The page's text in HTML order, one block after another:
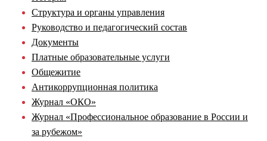
Структура и органы управления
Руководство и педагогический состав
Документы
Платные образовательные услуги
Общежитие
Антикоррупционная политика
Журнал «ОКО»
Журнал «Профессиональное образование в России и
за рубежом»